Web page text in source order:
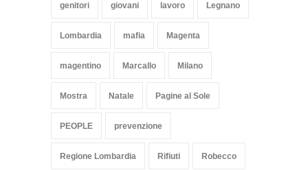
genitori giovani lavoro Legnano
Lombardia mafia Magenta
magentino Marcallo Milano
Mostra Natale Pagine al Sole
PEOPLE prevenzione
Regione Lombardia Rifiuti Robecco